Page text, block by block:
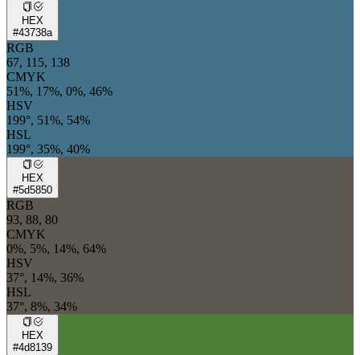
HEX
#43738a
RGB
67, 115, 138
CMYK
51%, 17%, 0%, 46%
HSV
199°, 51%, 54%
HSL
199°, 35%, 40%
HEX
#5d5850
RGB
93, 88, 80
CMYK
0%, 5%, 14%, 64%
HSV
37°, 14%, 36%
HSL
37°, 8%, 34%
HEX
#4d8139